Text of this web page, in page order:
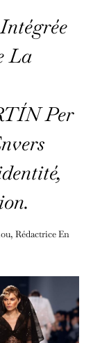
La
Per
Rédactrice En